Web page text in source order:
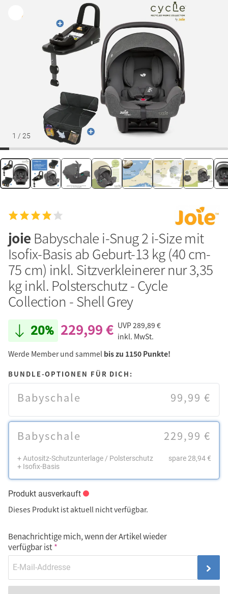
1 / 25
joie Babyschale i-Snug 2 i-Size mit
Isofix-Basis ab Geburt-13 kg (40 cm-
75 cm) inkl. Sitzverkleinerer nur 3,35
kg inkl. Polsterschutz - Cycle
Collection - Shell Grey
20% 229,99 € UVP289,89 €
inkl. MwSt.
Werde Member und sammel bis zu 1150 Punkte!
BUNDLE-OPTIONEN FÜR DICH:
Babyschale 99,99 €
Babyschale
+ Autositz-Schutzunterlage / Polsterschutz
+ Isofix-Basis
229,99 €
spare 28,94 €
Produkt ausverkauft
Dieses Produkt ist aktuell nicht verfügbar.
Benachrichtige mich, wenn der Artikel wieder
verfügbar ist